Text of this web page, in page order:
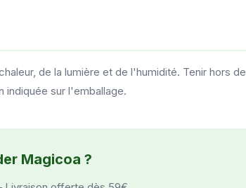
de la lumière et de l'humidité. Tenir hors de
indiquée sur l'emballage.
Magicoa ?